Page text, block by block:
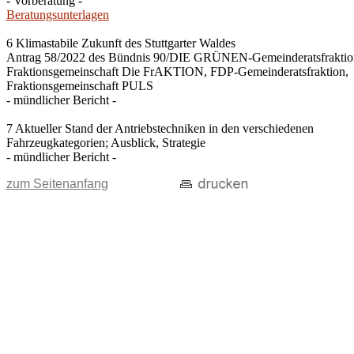
Beratungsunterlagen
6 Klimastabile Zukunft des Stuttgarter Waldes
Antrag 58/2022 des Bündnis 90/DIE GRÜNEN-
Fraktionsgemeinschaft Die FrAKTION, FDP-Gemeinderatsfraktion,
Fraktionsgemeinschaft PULS
- mündlicher Bericht -
7 Aktueller Stand der Antriebstechniken in den verschiedenen
Fahrzeugkategorien; Ausblick, Strategie
- mündlicher Bericht -
zum Seitenanfang